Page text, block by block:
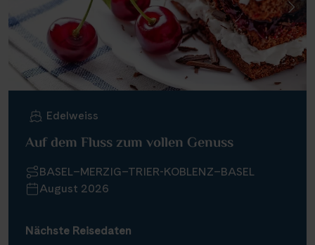
Edelweiss
Auf dem Fluss zum vollen Genuss
BASEL–MERZIG–TRIER-KOBLENZ–BASEL
August 2026
Nächste Reisedaten